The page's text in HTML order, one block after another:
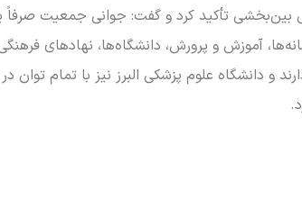
بین‌بخشی تأکید کرد و گفت: جوانی جمعیت
آموزش و پرورش، دانشگاه‌ها، نهادهای
و دانشگاه علوم پزشکی البرز نیز با تمام